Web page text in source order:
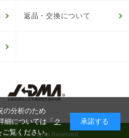
返品・交換について
All Rights Reserved.
の分析のため
細については「ク
ご覧ください。
承諾する